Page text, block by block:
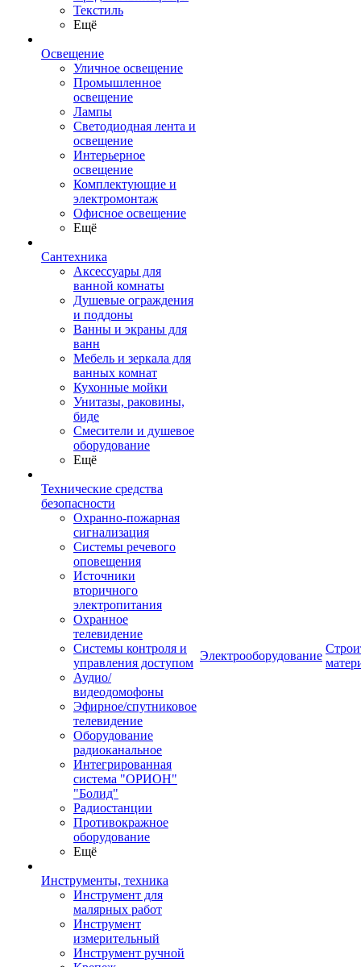
Текстиль
Ещё
Освещение
Уличное освещение
Промышленное
освещение
Лампы
Светодиодная лента и
освещение
Интерьерное
освещение
Комплектующие и
электромонтаж
Офисное освещение
Ещё
Сантехника
Аксессуары для
ванной комнаты
Душевые ограждения
и поддоны
Ванны и экраны для
ванн
Мебель и зеркала для
ванных комнат
Кухонные мойки
Унитазы, раковины,
биде
Смесители и душевое
оборудование
Ещё
Технические средства
безопасности
Охранно-пожарная
сигнализация
Системы речевого
оповещения
Источники
вторичного
электропитания
Охранное
телевидение
Системы контроля и
управления доступом
Аудио/
видеодомофоны
Эфирное/спутниковое
телевидение
Оборудование
радиоканальное
Интегрированная
система "ОРИОН"
"Болид"
Радиостанции
Противокражное
оборудование
Ещё
Инструменты, техника
Инструмент для
малярных работ
Инструмент
измерительный
Инструмент ручной
Электрооборудование